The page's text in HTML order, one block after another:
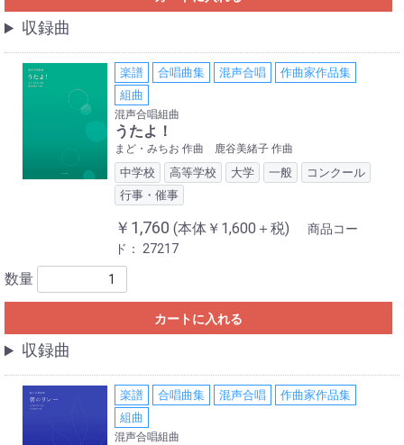
収録曲
楽譜 合唱曲集 混声合唱
作曲家作品集
組曲
混声合唱組曲
うたよ！
まど・みちお 作曲 鹿谷美緒子 作曲
中学校 高等学校 大学 一般
コンクール
行事・催事
￥1,760 (本体￥1,600＋税)
商品コー
ド：27217
数量
カートに入れる
収録曲
楽譜 合唱曲集 混声合唱
作曲家作品集
組曲
混声合唱組曲